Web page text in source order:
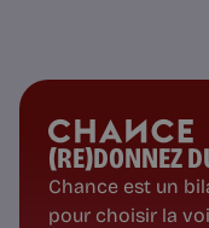
(RE)DONNEZ
Chance est un
pour choisir la